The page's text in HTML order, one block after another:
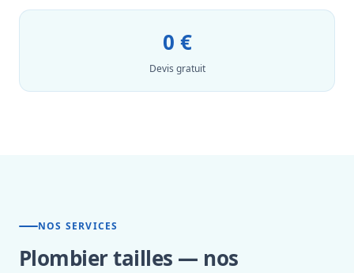
0 €
Devis gratuit
NOS SERVICES
Plombier tailles — nos